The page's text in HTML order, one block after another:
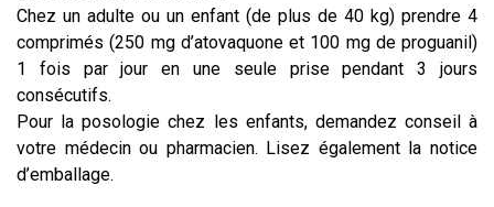
Chez un adulte ou un enfant (de plus de 40 kg) prendre 4
comprimés (250 mg d’atovaquone et 100 mg de proguanil)
1 fois par jour en une seule prise pendant 3 jours
consécutifs.
Pour la posologie chez les enfants, demandez conseil à
votre médecin ou pharmacien. Lisez également la notice
d’emballage.